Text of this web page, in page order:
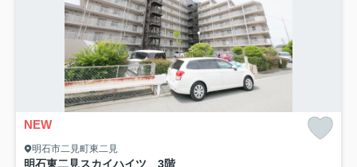
NEW
明石市二見町東二見
明石東二見スカイハイツ 3階